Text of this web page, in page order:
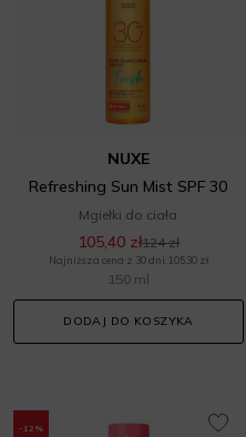
NUXE
Refreshing Sun Mist SPF 30
Mgiełki do ciała
105,40 zł124 zł
Najniższa cena z 30 dni: 105,30 zł
150 ml
DODAJ DO KOSZYKA
-12%